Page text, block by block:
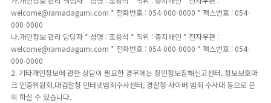
welcome@ramadagumi.com * 전화번호 : 054-000-0000 * 팩스번호 : 054-
000-0000
나.개인정보 관리 담당자 * 성명 : 조용석 * 직위 : 총지배인 * 전자우편 :
welcome@ramadagumi.com * 전화번호 : 054-000-0000 * 팩스번호 : 054-
000-0000
2. 기타개인정보에 관한 상담이 필요한 경우에는 장인정보침해신고센터, 정보보호마
크 인증위원회,대검찰청 인터넷범죄수사센터, 경찰청 사이버 범죄 수사대 등으로 문
의 하실 수 있습니다.